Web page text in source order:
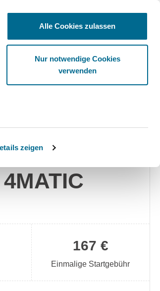
zeigen
Alle Cookies zulassen
Nur notwendige Cookies
verwenden
Benz
167 €
Einmalige Startgebühr